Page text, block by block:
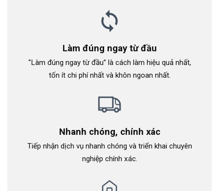
Làm đúng ngay từ đầu
“Làm đúng ngay từ đầu” là cách làm hiệu quả nhất,
tốn ít chi phí nhất và khôn ngoan nhất.
Nhanh chóng, chính xác
Tiếp nhận dịch vụ nhanh chóng và triển khai chuyên
nghiệp chính xác.